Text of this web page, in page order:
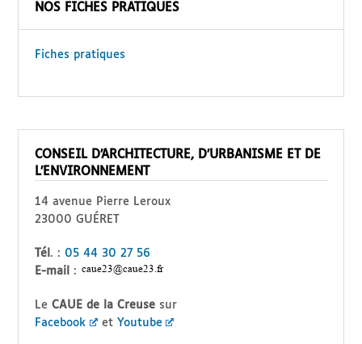
NOS FICHES PRATIQUES
Fiches pratiques
CONSEIL D’ARCHITECTURE, D’URBANISME ET DE
L’ENVIRONNEMENT
14 avenue Pierre Leroux
23000 GUÉRET
Tél. : 05 44 30 27 56
E-mail
:
LeCAUE de la Creuse sur
Facebook
et Youtube